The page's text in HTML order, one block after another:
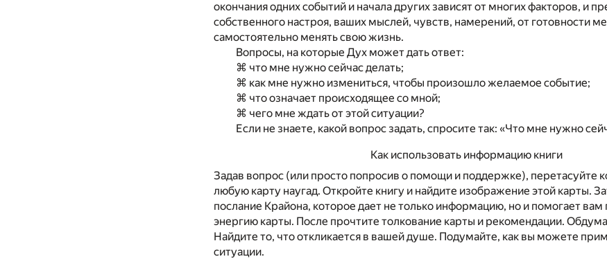
окончания одних событий и начала других зависят от многих факторов, и
собственного настроя, ваших мыслей, чувств, намерений, от готовности
самостоятельно менять свою жизнь.
Вопросы, на которые Дух может дать ответ:
⌘ что мне нужно сейчас делать;
⌘ как мне нужно измениться, чтобы произошло желаемое событие;
⌘ что означает происходящее со мной;
⌘ чего мне ждать от этой ситуации?
Если не знаете, какой вопрос задать, спросите так: «Что мне нужно
Как использовать информацию книги
Задав вопрос (или просто попросив о помощи и поддержке), перетасуйте
любую карту наугад. Откройте книгу и найдите изображение этой карты.
послание Крайона, которое дает не только информацию, но и помогает вам
энергию карты. После прочтите толкование карты и рекомендации.
Найдите то, что откликается в вашей душе. Подумайте, как вы можете
ситуации.